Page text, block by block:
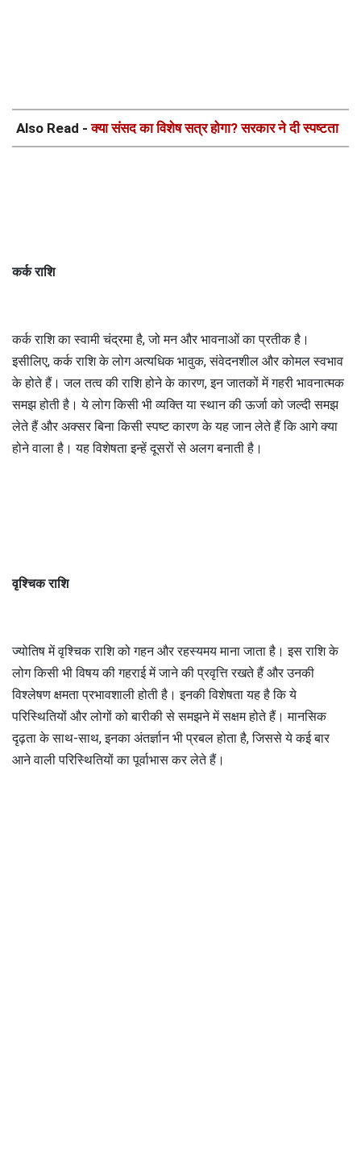
Also Read -क्या संसद का विशेष सत्र होगा? सरकार ने दी स्पष्टता
कर्क राशि
कर्क राशि का स्वामी चंद्रमा है, जो मन और भावनाओं का प्रतीक है।
इसीलिए, कर्क राशि के लोग अत्यधिक भावुक, संवेदनशील और कोमल स्वभाव
के होते हैं। जल तत्व की राशि होने के कारण, इन जातकों में गहरी भावनात्मक
समझ होती है। ये लोग किसी भी व्यक्ति या स्थान की ऊर्जा को जल्दी समझ
लेते हैं और अक्सर बिना किसी स्पष्ट कारण के यह जान लेते हैं कि आगे क्या
होने वाला है। यह विशेषता इन्हें दूसरों से अलग बनाती है।
वृश्चिक राशि
ज्योतिष में वृश्चिक राशि को गहन और रहस्यमय माना जाता है। इस राशि के
लोग किसी भी विषय की गहराई में जाने की प्रवृत्ति रखते हैं और उनकी
विश्लेषण क्षमता प्रभावशाली होती है। इनकी विशेषता यह है कि ये
परिस्थितियों और लोगों को बारीकी से समझने में सक्षम होते हैं। मानसिक
दृढ़ता के साथ-साथ, इनका अंतर्ज्ञान भी प्रबल होता है, जिससे ये कई बार
आने वाली परिस्थितियों का पूर्वाभास कर लेते हैं।